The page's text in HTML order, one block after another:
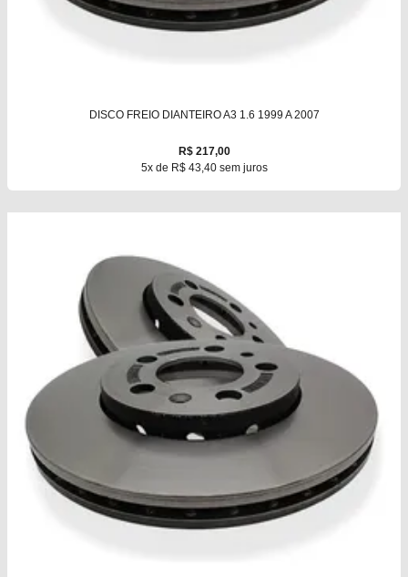
DISCO FREIO DIANTEIRO A3 1.6 1999 A 2007
R$ 217,00
5x de R$ 43,40 sem juros